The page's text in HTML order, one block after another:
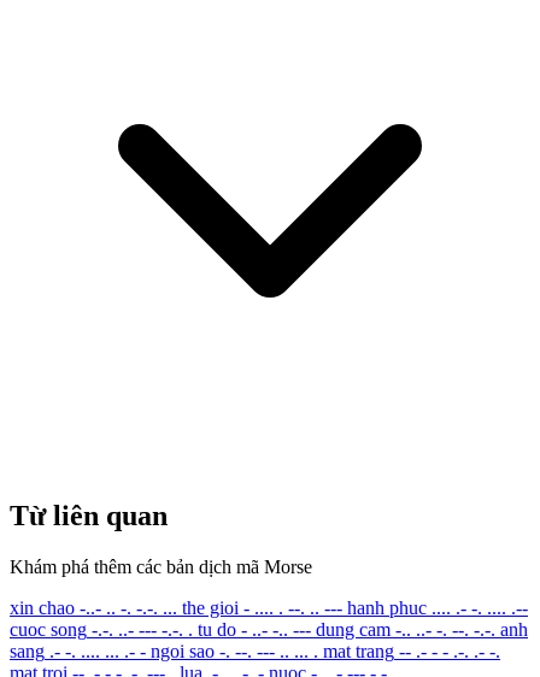
Từ liên quan
Khám phá thêm các bản dịch mã Morse
xin chao -..- .. -. -.-. ... the gioi - .... . --. .. --- hanh phuc .... .- -. .... .--
cuoc song -.-. ..- --- -.-. . tu do - ..- -.. --- dung cam -.. ..- -. --. -.-. anh
sang .- -. .... ... .- - ngoi sao -. --. --- .. ... . mat trang -- .- - - .-. .- -.
mat troi -- .- - - .-. --- . lua .-.. ..- .- nuoc -. ..- --- -.-.